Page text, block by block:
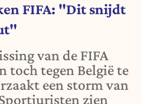
FIFA: "Dit snijdt
van de FIFA
toch tegen België te
een storm van
zien